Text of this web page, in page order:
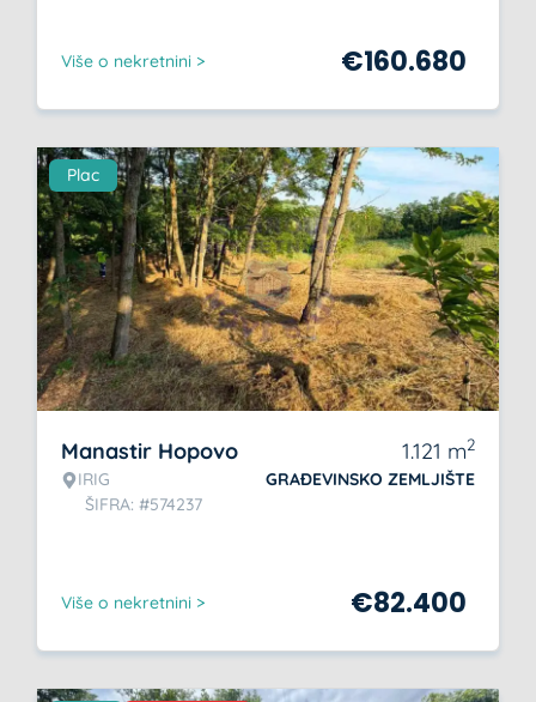
Više o nekretnini > €160.680
Plac
Manastir Hopovo
IRIG
ŠIFRA: #574237
1.121 m2
GRAĐEVINSKO ZEMLJIŠTE
Više o nekretnini > €82.400